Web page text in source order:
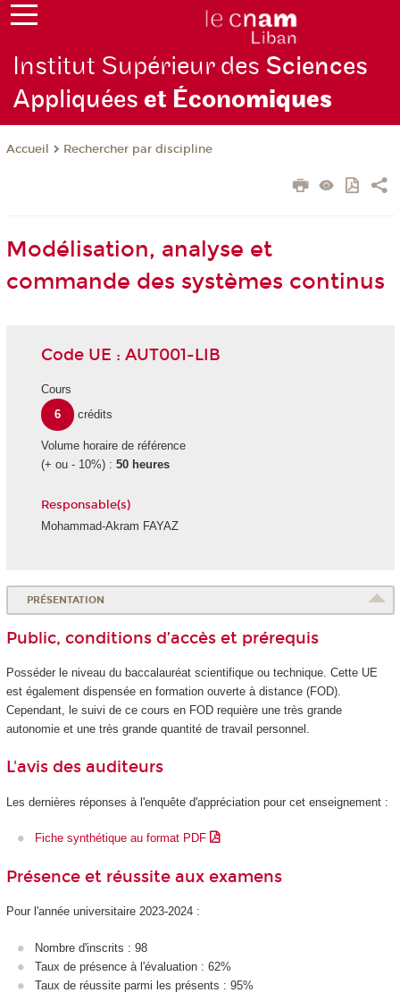
Institut Supérieur des Sciences
Appliquéeset Économiques
Accueil Rechercher par discipline
Modélisation, analyse et
commande des systèmes continus
Code UE : AUT001-LIB
Cours
6
crédits
Volume horaire de référence
(+ ou - 10%) : 50 heures
Responsable(s)
Mohammad-Akram FAYAZ
PRÉSENTATION
Public, conditions d’accès et prérequis
Posséder le niveau du baccalauréat scientifique ou technique. Cette UE
est également dispensée en formation ouverte à distance (FOD).
Cependant, le suivi de ce cours en FOD requière une très grande
autonomie et une très grande quantité de travail personnel.
L'avis des auditeurs
Les dernières réponses à l'enquête d'appréciation pour cet enseignement :
Fiche synthétique au format PDF
Présence et réussite aux examens
Pour l'année universitaire 2023-2024 :
Nombre d'inscrits : 98
Taux de présence à l'évaluation : 62%
Taux de réussite parmi les présents : 95%